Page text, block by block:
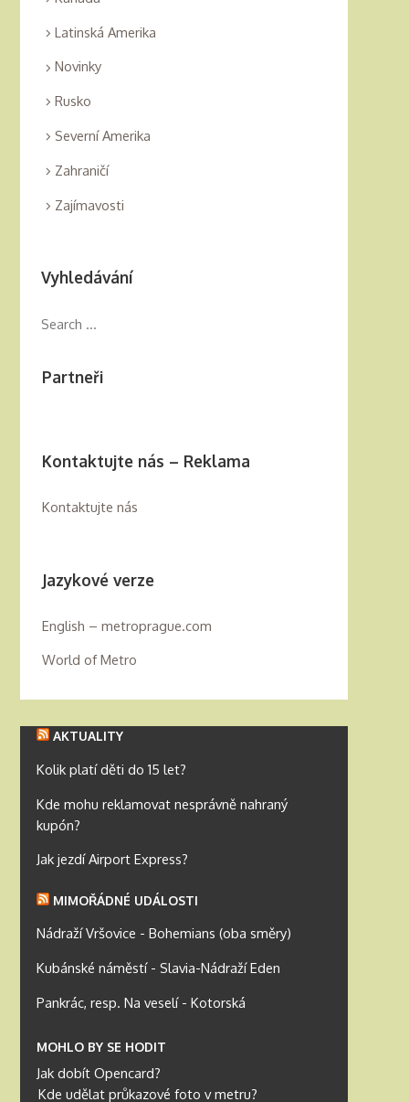
Latinská Amerika
Novinky
Rusko
Severní Amerika
Zahraničí
Zajímavosti
Vyhledávání
Partneři
Kontaktujte nás – Reklama
Kontaktujte nás
Jazykové verze
English – metroprague.com
World of Metro
AKTUALITY
Kolik platí děti do 15 let?
Kde mohu reklamovat nesprávně nahraný
kupón?
Jak jezdí Airport Express?
MIMOŘÁDNÉ UDÁLOSTI
Nádraží Vršovice - Bohemians (oba směry)
Kubánské náměstí - Slavia-Nádraží Eden
Pankrác, resp. Na veselí - Kotorská
MOHLO BY SE HODIT
Jak dobít Opencard?
Kde udělat průkazové foto v metru?